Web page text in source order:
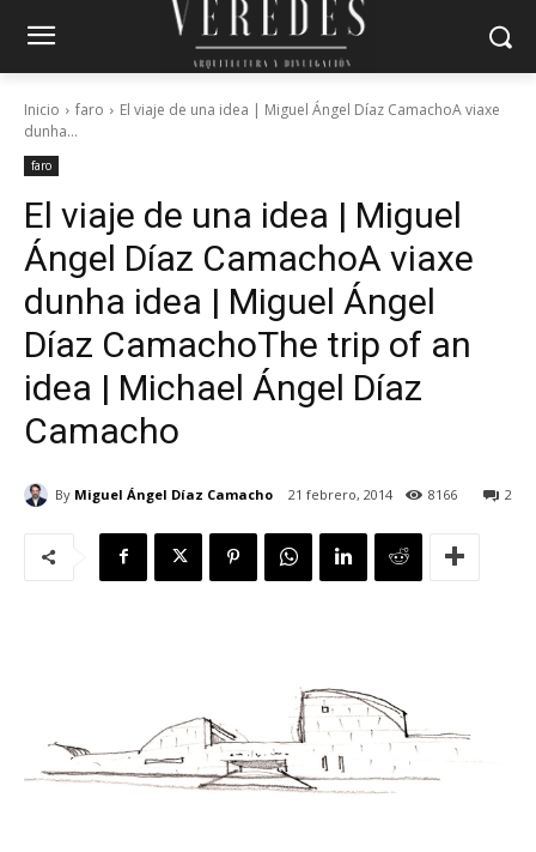
Inicio faro
El viaje de una idea | Miguel Ángel Díaz CamachoA viaxe
dunha...
faro
El viaje de una idea | Miguel
Ángel Díaz CamachoA viaxe
dunha idea | Miguel Ángel
Díaz CamachoThe trip of an
idea | Michael Ángel Díaz
Camacho
By Miguel Ángel Díaz Camacho 21 febrero, 2014 2
8166